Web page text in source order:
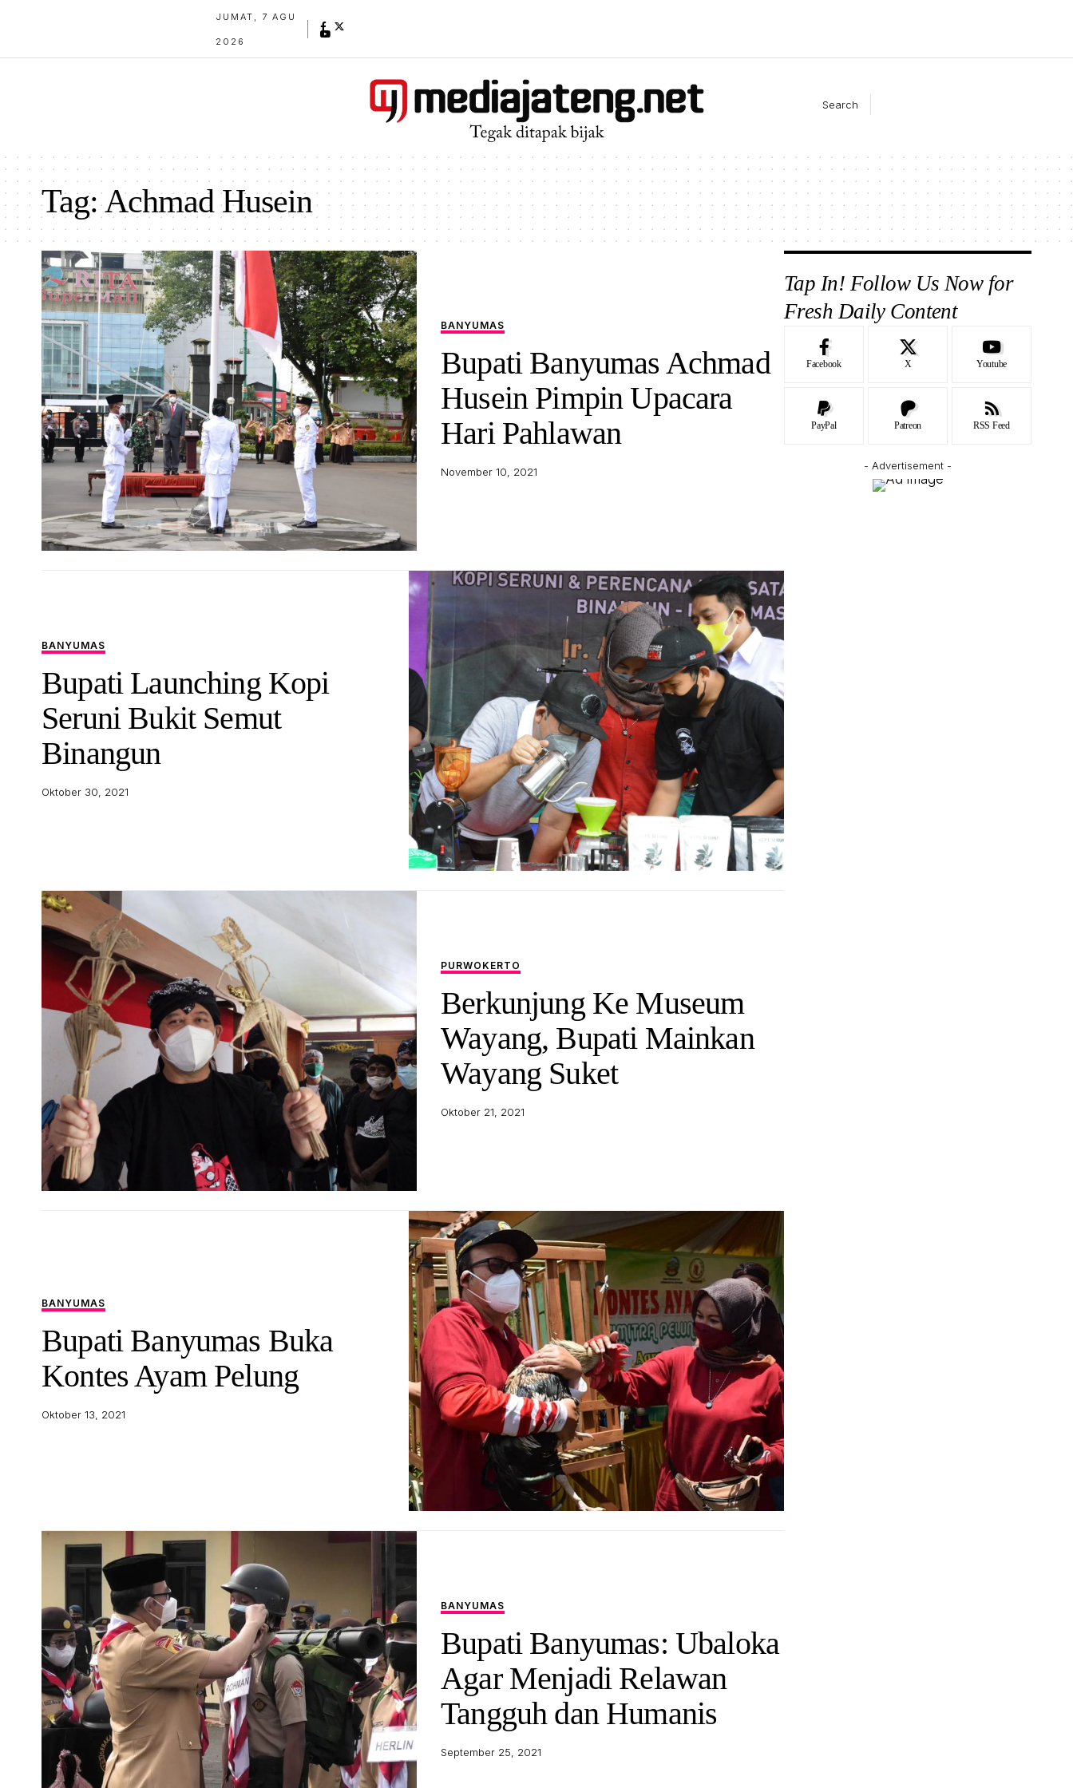
JUMAT, 7 AGU
2026
Search
Tag:Achmad Husein
BANYUMAS
Bupati Banyumas Achmad
Husein Pimpin Upacara
Hari Pahlawan
November 10, 2021
BANYUMAS
Bupati Launching Kopi
Seruni Bukit Semut
Binangun
Oktober 30, 2021
PURWOKERTO
Berkunjung Ke Museum
Wayang, Bupati Mainkan
Wayang Suket
Oktober 21, 2021
BANYUMAS
Bupati Banyumas Buka
Kontes Ayam Pelung
Oktober 13, 2021
BANYUMAS
Bupati Banyumas: Ubaloka
Agar Menjadi Relawan
Tangguh dan Humanis
September 25, 2021
Tap In! Follow Us Now for
Fresh Daily Content
Facebook X Youtube
PayPal Patreon RSS Feed
- Advertisement -